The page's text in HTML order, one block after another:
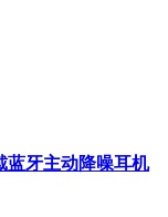
蓝牙主动降噪耳机